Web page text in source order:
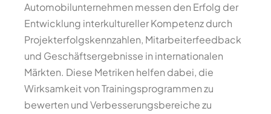
Automobilunternehmen messen den Erfolg der
Entwicklung interkultureller Kompetenz durch
Projekterfolgskennzahlen, Mitarbeiterfeedback
und Geschäftsergebnisse in internationalen
Märkten. Diese Metriken helfen dabei, die
Wirksamkeit von Trainingsprogrammen zu
bewerten und Verbesserungsbereiche zu